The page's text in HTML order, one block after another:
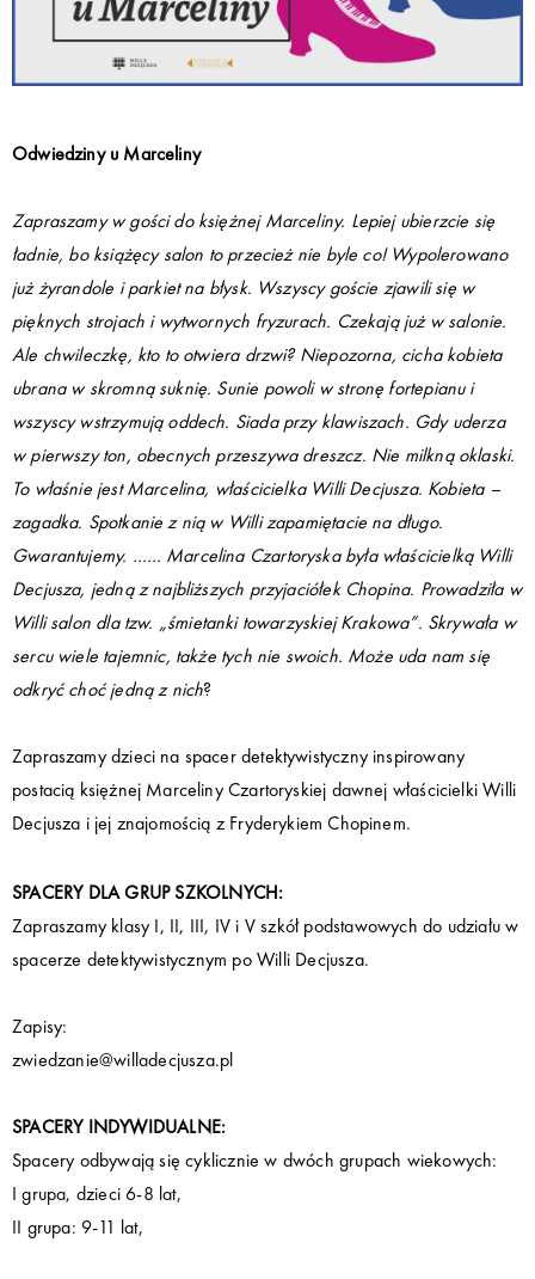
Odwiedziny u Marceliny
Zapraszamy w gości do księżnej Marceliny. Lepiej ubierzcie się
ładnie, bo książęcy salon to przecież nie byle co! Wypolerowano
już żyrandole i parkiet na błysk. Wszyscy goście zjawili się w
pięknych strojach i wytwornych fryzurach. Czekają już w salonie.
Ale chwileczkę, kto to otwiera drzwi? Niepozorna, cicha kobieta
ubrana w skromną suknię. Sunie powoli w stronę fortepianu i
wszyscy wstrzymują oddech. Siada przy klawiszach. Gdy uderza
w pierwszy ton, obecnych przeszywa dreszcz. Nie milkną oklaski.
To właśnie jest Marcelina, właścicielka Willi Decjusza. Kobieta –
zagadka. Spotkanie z nią w Willi zapamiętacie na długo.
Gwarantujemy. …… Marcelina Czartoryska była właścicielką Willi
Decjusza, jedną z najbliższych przyjaciółek Chopina. Prowadziła w
Willi salon dla tzw. „śmietanki towarzyskiej Krakowa”. Skrywała w
sercu wiele tajemnic, także tych nie swoich. Może uda nam się
odkryć choć jedną z nich?
Zapraszamy dzieci na spacer detektywistyczny inspirowany
postacią księżnej Marceliny Czartoryskiej dawnej właścicielki Willi
Decjusza i jej znajomością z Fryderykiem Chopinem.
SPACERY DLA GRUP SZKOLNYCH:
Zapraszamy klasy I, II, III, IV i V szkół podstawowych do udziału w
spacerze detektywistycznym po Willi Decjusza.
Zapisy:
zwiedzanie@willadecjusza.pl
SPACERY INDYWIDUALNE:
Spacery odbywają się cyklicznie w dwóch grupach wiekowych:
I grupa, dzieci 6-8 lat,
II grupa: 9-11 lat,